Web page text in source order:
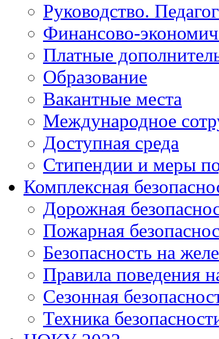
Руководство.
Финансово-
Платные
Образование
Вакантные места
Международное
Доступная среда
Стипендии и меры
Комплексная
Дорожная
Пожарная
Безопасность на
Правила поведения
Сезонная
Техника